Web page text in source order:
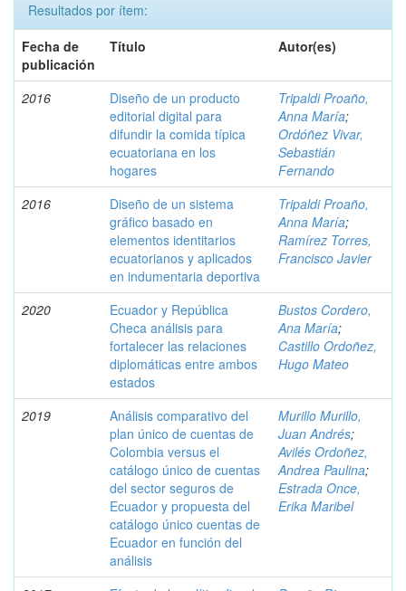
Resultados por ítem:
Fecha de
publicación
Título Autor(es)
2016
Diseño de un producto
editorial digital para
difundir la comida típica
ecuatoriana en los
hogares
Tripaldi Proaño,
Anna María;
Ordóñez Vivar,
Sebastián
Fernando
2016
Diseño de un sistema
gráfico basado en
elementos identitarios
ecuatorianos y aplicados
en indumentaria deportiva
Tripaldi Proaño,
Anna María;
Ramírez Torres,
Francisco Javier
2020
Ecuador y República
Checa análisis para
fortalecer las relaciones
diplomáticas entre ambos
estados
Bustos Cordero,
Ana María;
Castillo Ordoñez,
Hugo Mateo
2019
Análisis comparativo del
plan único de cuentas de
Colombia versus el
catálogo único de cuentas
del sector seguros de
Ecuador y propuesta del
catálogo único cuentas de
Ecuador en función del
análisis
Murillo Murillo,
Juan Andrés;
Avilés Ordoñez,
Andrea Paulina;
Estrada Once,
Erika Maribel